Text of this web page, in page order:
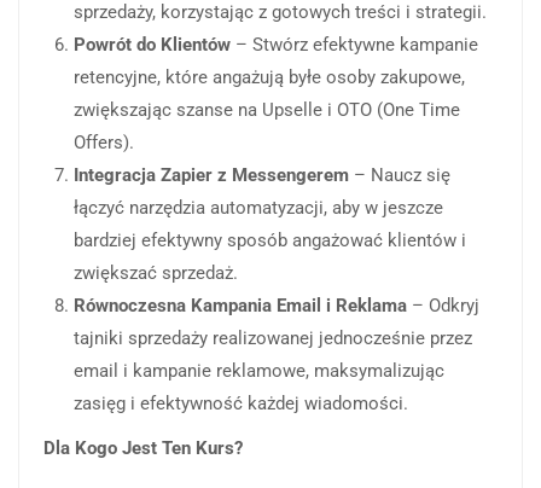
sprzedaży, korzystając z gotowych treści i strategii.
Powrót do Klientów – Stwórz efektywne kampanie
retencyjne, które angażują byłe osoby zakupowe,
zwiększając szanse na Upselle i OTO (One Time
Offers).
Integracja Zapier z Messengerem – Naucz się
łączyć narzędzia automatyzacji, aby w jeszcze
bardziej efektywny sposób angażować klientów i
zwiększać sprzedaż.
Równoczesna Kampania Email i Reklama – Odkryj
tajniki sprzedaży realizowanej jednocześnie przez
email i kampanie reklamowe, maksymalizując
zasięg i efektywność każdej wiadomości.
Dla Kogo Jest Ten Kurs?